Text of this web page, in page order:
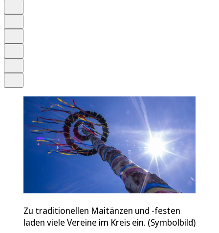
Zu traditionellen Maitänzen und -festen
laden viele Vereine im Kreis ein. (Symbolbild)